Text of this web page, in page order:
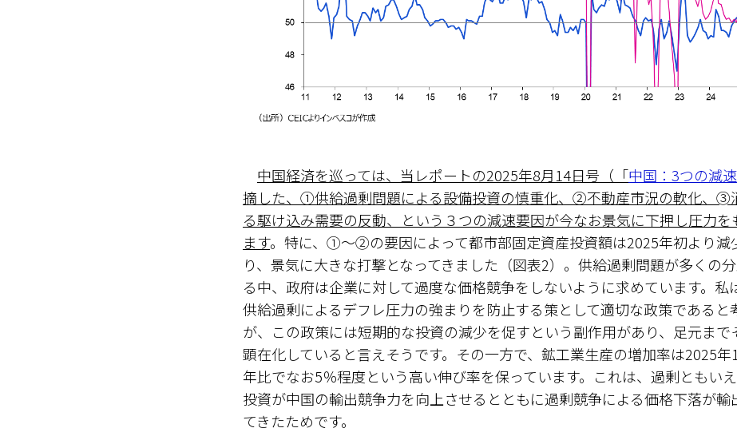
中国経済を巡っては、当レポートの2025年8月14日号（「中国：3つの減
摘した、①供給過剰問題による設備投資の慎重化、②不動産市況の軟化、➂
る駆け込み需要の反動、という３つの減速要因が今なお景気に下押し圧力を
ます。特に、①～②の要因によって都市部固定資産投資額は2025年初より減
り、景気に大きな打撃となってきました（図表2）。供給過剰問題が多くの
る中、政府は企業に対して過度な価格競争をしないように求めています。私
供給過剰によるデフレ圧力の強まりを防止する策として適切な政策であると
が、この政策には短期的な投資の減少を促すという副作用があり、足元まで
顕在化していると言えそうです。その一方で、鉱工業生産の増加率は2025年
年比でなお5％程度という高い伸び率を保っています。これは、過剰ともい
投資が中国の輸出競争力を向上させるとともに過剰競争による価格下落が輸
てきたためです。